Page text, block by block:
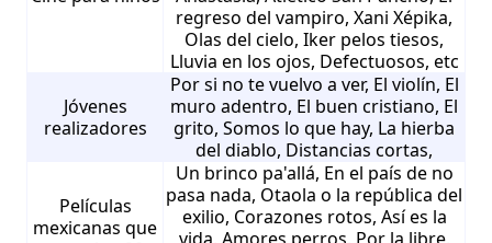
regreso del vampiro, Xani Xépika,
Olas del cielo, Iker pelos tiesos,
Lluvia en los ojos, Defectuosos, etc
Jóvenes
realizadores
Por si no te vuelvo a ver, El violín, El
muro adentro, El buen cristiano, El
grito, Somos lo que hay, La hierba
del diablo, Distancias cortas,
Películas
mexicanas que
Un brinco pa'allá, En el país de no
pasa nada, Otaola o la república del
exilio, Corazones rotos, Así es la